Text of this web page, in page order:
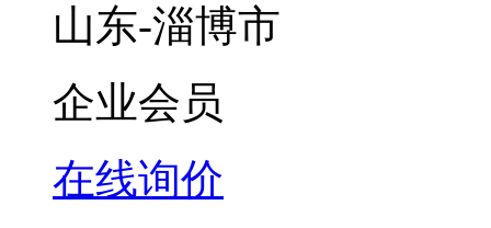
山东-淄博市
企业会员
在线询价